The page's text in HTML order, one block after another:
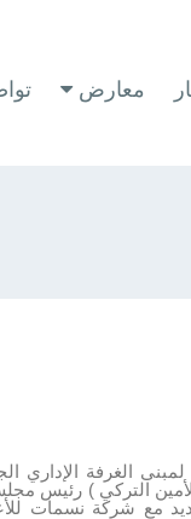
معارض
توقيع عقد التشطيبات لمبنى
التركي ) رئيس
مع شركة نسمات